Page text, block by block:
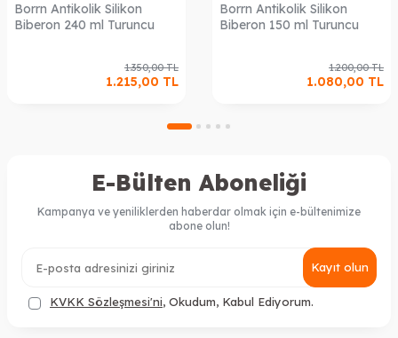
Borrn Antikolik Silikon
Biberon 240 ml Turuncu
1.350,00TL
1.215,00 TL
Borrn Antikolik Silikon
Biberon 150 ml Turuncu
1.200,00TL
1.080,00 TL
E-Bülten Aboneliği
Kampanya ve yeniliklerden haberdar olmak için e-bültenimize
abone olun!
Kayıt olun
KVKK Sözleşmesi'ni, Okudum, Kabul Ediyorum.